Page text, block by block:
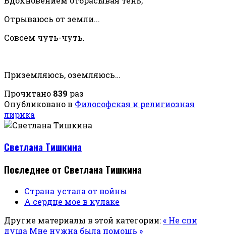
Отрываюсь от земли...
Совсем чуть-чуть.
Приземляюсь, оземляюсь…
Прочитано 839 раз
Опубликовано в Философская и религиозная
лирика
Светлана Тишкина
Последнее от Светлана Тишкина
Страна устала от войны
А сердце мое в кулаке
Другие материалы в этой категории:« Не спи
душа Мне нужна была помощь »